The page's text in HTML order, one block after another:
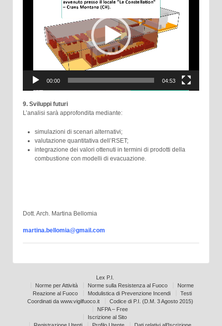
00:00 04:53
9. Sviluppi futuri
L’analisi sarà approfondita mediante:
simulazioni di scenari alternativi;
valutazione quantitativa dell’RSET;
integrazione dei valori ottenuti in termini di prodotti della
combustione con modelli di evacuazione.
Dott. Arch. Martina Bellomia
martina.bellomia@gmail.com
Lex P.I.
Norme per Attività
Norme sulla Resistenza al Fuoco
Norme
Reazione al Fuoco
Modulistica di Prevenzione Incendi
Testi
Coordinati da www.vigilfuoco.it
Codice di P.I. (D.M. 3 Agosto 2015)
NFPA – Free
Iscrizione al Sito